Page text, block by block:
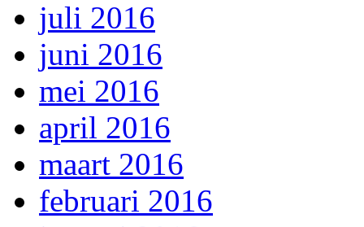
juli 2016
juni 2016
mei 2016
april 2016
maart 2016
februari 2016